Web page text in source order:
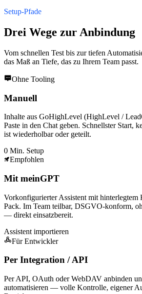
Setup-Pfade
Drei Wege zur Anbindung
Vom schnellen Test bis zur tiefen
das Maß an Tiefe, das zu Ihrem Team passt.
Ohne Tooling
Manuell
Inhalte aus GoHighLevel (HighLevel /
Paste in den Chat geben. Schnellster Start,
ist wiederholbar oder geteilt.
0 Min. Setup
Empfohlen
Mit meinGPT
Vorkonfigurierter Assistent mit hinterlegtem
Pack. Im Team teilbar, DSGVO-konform,
— direkt einsatzbereit.
Assistent importieren
Für Entwickler
Per Integration / API
Per API, OAuth oder WebDAV anbinden
automatisieren — volle Kontrolle, eigener